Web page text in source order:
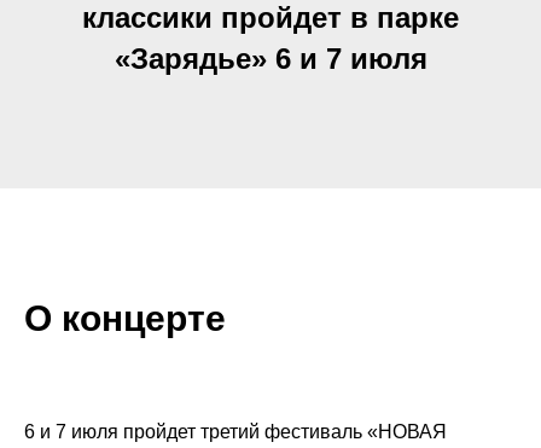
классики пройдет в парке
«Зарядье» 6 и 7 июля
О концерте
6 и 7 июля пройдет третий фестиваль «НОВАЯ